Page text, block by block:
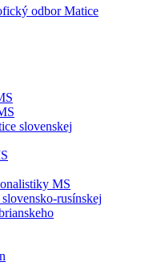
odbor Matice
slovenskej
MS
rusínskej